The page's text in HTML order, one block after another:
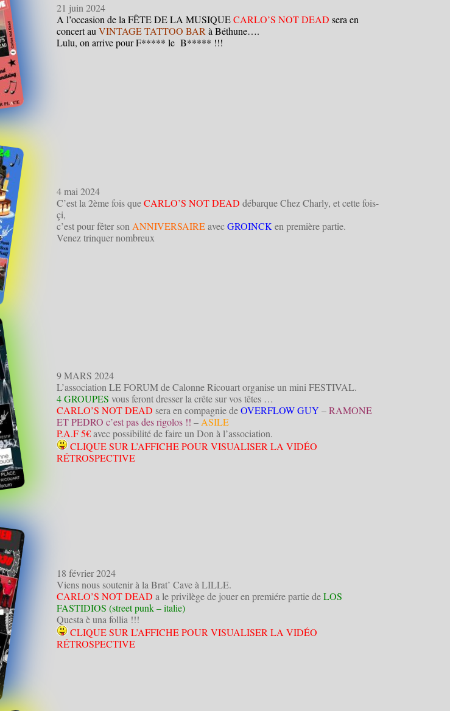
21 juin 2024
A l’occasion de la FÊTE DE LA MUSIQUECARLO’S NOT DEADsera en
concert auVINTAGE TATTOO BAR à Béthune….
Lulu, on arrive pour F***** le B***** !!!
4 mai 2024
C’est la 2ème fois queCARLO’S NOT DEAD débarque Chez Charly, et cette fois-
çi,
c’est pour fêter sonANNIVERSAIREavecGROINCKen première partie.
Venez trinquer nombreux
9 MARS 2024
L’association LE FORUM de Calonne Ricouart organise un mini FESTIVAL.
4 GROUPES vous feront dresser la crête sur vos têtes …
CARLO’S NOT DEAD sera en compagnie deOVERFLOW GUY –RAMONE
ET PEDRO c’est pas des rigolos !! – ASILE
P.A.F 5€avec possibilité de faire un Don à l’association.
CLIQUE SUR L’AFFICHE POUR VISUALISER LA VIDÉO
RÉTROSPECTIVE
18 février 2024
Viens nous soutenir à la Brat’ Cave à LILLE.
CARLO’S NOT DEAD a le privilège de jouer en premiére partie deLOS
FASTIDIOS (street punk – italie)
Questa è una follia !!!
CLIQUE SUR L’AFFICHE POUR VISUALISER LA VIDÉO
RÉTROSPECTIVE